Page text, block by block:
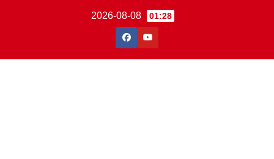
2026-08-08 01:28